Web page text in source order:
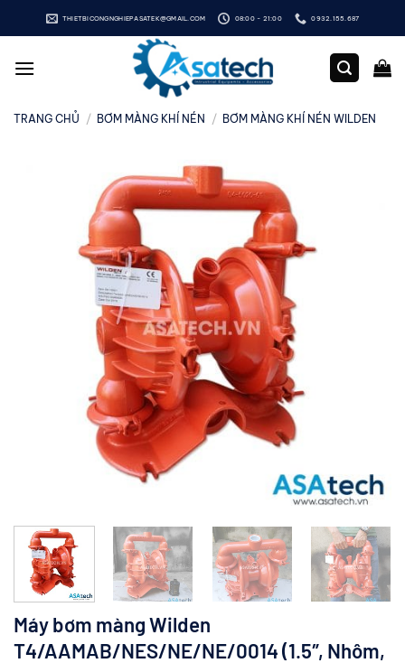
qua
dung
THIETBICONGNGHIEPASATEK@GMAIL.COM 08:00 - 21:00 0932.155.687
TRANG CHỦ / BƠM MÀNG KHÍ NÉN / BƠM MÀNG KHÍ NÉN WILDEN
Máy bơm màng Wilden
T4/AAMAB/NES/NE/NE/0014 (1.5″, Nhôm,